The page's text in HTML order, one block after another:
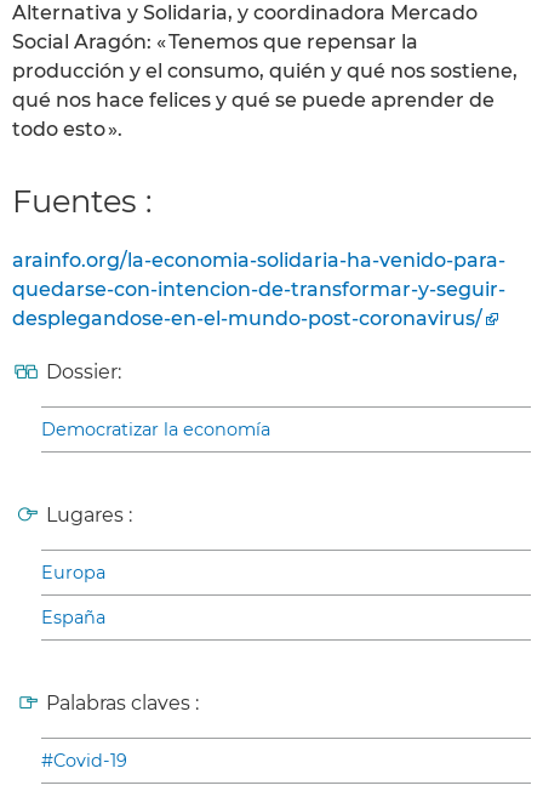
Alternativa y Solidaria, y coordinadora Mercado
Social Aragón: « Tenemos que repensar la
producción y el consumo, quién y qué nos sostiene,
qué nos hace felices y qué se puede aprender de
todo esto ».
Fuentes :
arainfo.org/la-economia-solidaria-ha-venido-para-
quedarse-con-intencion-de-transformar-y-seguir-
desplegandose-en-el-mundo-post-coronavirus/
Dossier:
Democratizar la economía
Lugares :
Europa
España
Palabras claves :
#Covid-19